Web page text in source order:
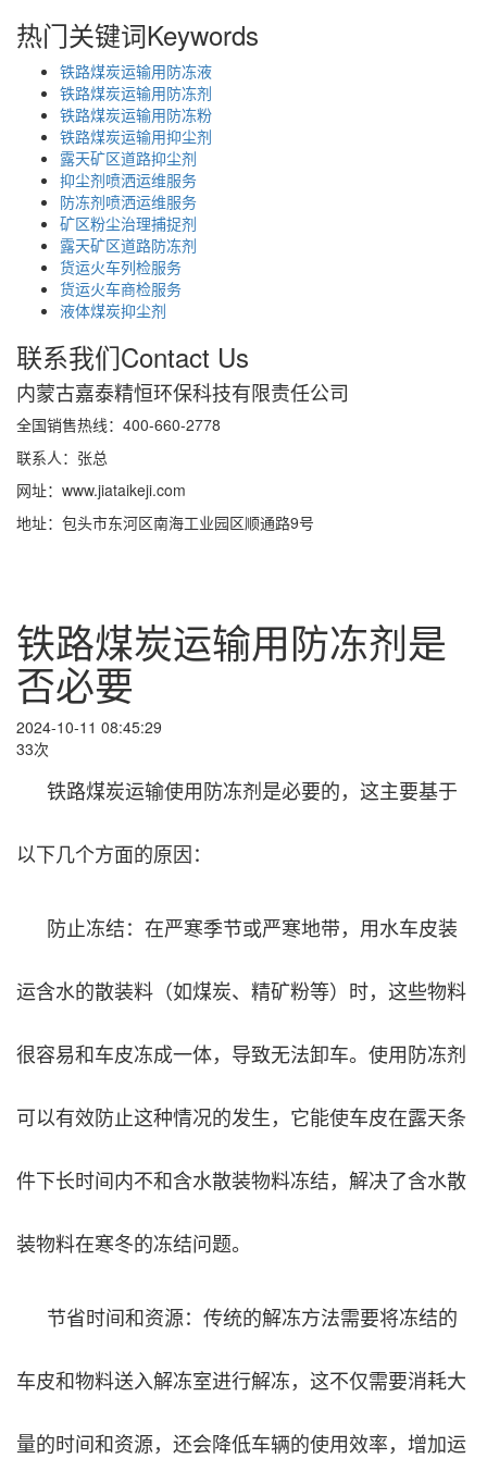
热门关键词Keywords
铁路煤炭运输用防冻液
铁路煤炭运输用防冻剂
铁路煤炭运输用防冻粉
铁路煤炭运输用抑尘剂
露天矿区道路抑尘剂
抑尘剂喷洒运维服务
防冻剂喷洒运维服务
矿区粉尘治理捕捉剂
露天矿区道路防冻剂
货运火车列检服务
货运火车商检服务
液体煤炭抑尘剂
联系我们Contact Us
内蒙古嘉泰精恒环保科技有限责任公司
全国销售热线：400-660-2778
联系人：张总
网址：www.jiataikeji.com
地址：包头市东河区南海工业园区顺通路9号
铁路煤炭运输用防冻剂是
否必要
2024-10-11 08:45:29
33次
铁路煤炭运输使用防冻剂是必要的，这主要基于
以下几个方面的原因：
防止冻结：在严寒季节或严寒地带，用水车皮装
运含水的散装料（如煤炭、精矿粉等）时，这些物料
很容易和车皮冻成一体，导致无法卸车。使用防冻剂
可以有效防止这种情况的发生，它能使车皮在露天条
件下长时间内不和含水散装物料冻结，解决了含水散
装物料在寒冬的冻结问题。
节省时间和资源：传统的解冻方法需要将冻结的
车皮和物料送入解冻室进行解冻，这不仅需要消耗大
量的时间和资源，还会降低车辆的使用效率，增加运